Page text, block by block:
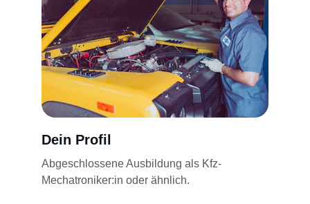
Dein Profil
Abgeschlossene Ausbildung als Kfz-
Mechatroniker:in oder ähnlich.